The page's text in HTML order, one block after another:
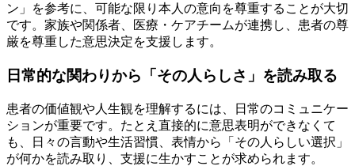
ン」を参考に、可能な限り本人の意向を尊重することが大切
です。家族や関係者、医療・ケアチームが連携し、患者の尊
厳を尊重した意思決定を支援します。
日常的な関わりから「その人らしさ」を読み取る
患者の価値観や人生観を理解するには、日常のコミュニケー
ションが重要です。たとえ直接的に意思表明ができなくて
も、日々の言動や生活習慣、表情から「その人らしい選択」
が何かを読み取り、支援に生かすことが求められます。